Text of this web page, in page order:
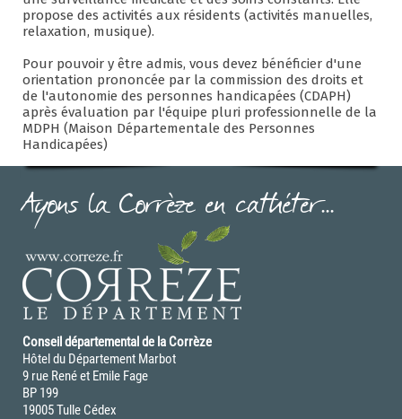
propose des activités aux résidents (activités manuelles,
relaxation, musique).
Pour pouvoir y être admis, vous devez bénéficier d'une
orientation prononcée par la commission des droits et
de l'autonomie des personnes handicapées (CDAPH)
après évaluation par l'équipe pluri professionnelle de la
MDPH (Maison Départementale des Personnes
Handicapées)
Ayons la Corrèze en cathéter...
Conseil départemental de la Corrèze
Hôtel du Département Marbot
9 rue René et Emile Fage
BP 199
19005 Tulle Cédex